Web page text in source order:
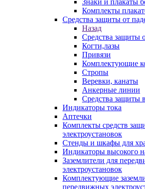
Знаки и плакаты
Комплекты
Средства защиты от
Назад
Средства защиты
Когти,лазы
Привязи
Комплектующие
Стропы
Веревки, канаты
Анкерные линии
Средства защиты
Индикаторы тока
Аптечки
Комплекты средств
электроустановок
Стенды и шкафы для
Индикаторы высокого
Заземлители для
электроустановок
Комплектующие
передвижных